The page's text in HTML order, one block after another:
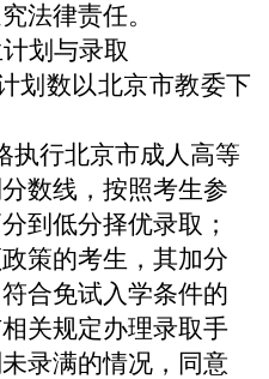
法律责任。
划与录取
划数以北京市教委下
执行北京市成人高等
数线，按照考生参
到低分择优录取；
策的考生，其加分
合免试入学条件的
关规定办理录取手
录满的情况，同意